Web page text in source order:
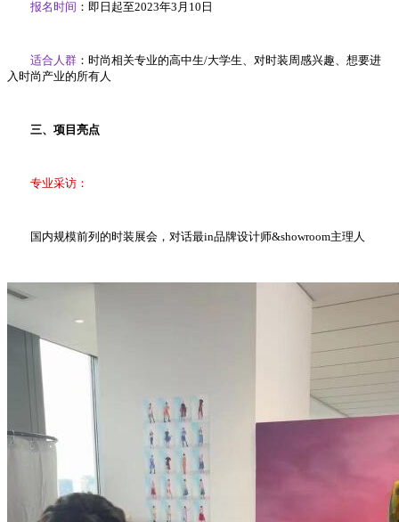
报名时间 ：即日起至2023年3月10日
适合人群 ：时尚相关专业的高中生/大学生、对时装周感兴趣、想要进
入时尚产业的所有人
三、项目亮点
专业采访：
国内规模前列的时装展会，对话最in品牌设计师&showroom主理人